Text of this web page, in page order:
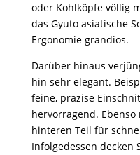
oder Kohlköpfe völlig
das Gyuto asiatische
Ergonomie grandios.
Darüber hinaus
hin sehr elegant.
feine, präzise
hervorragend.
hinteren Teil für
Infolgedessen decken